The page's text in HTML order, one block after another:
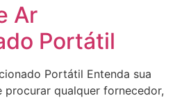
Ar
Portátil
Portátil Entenda sua
procurar qualquer fornecedor,